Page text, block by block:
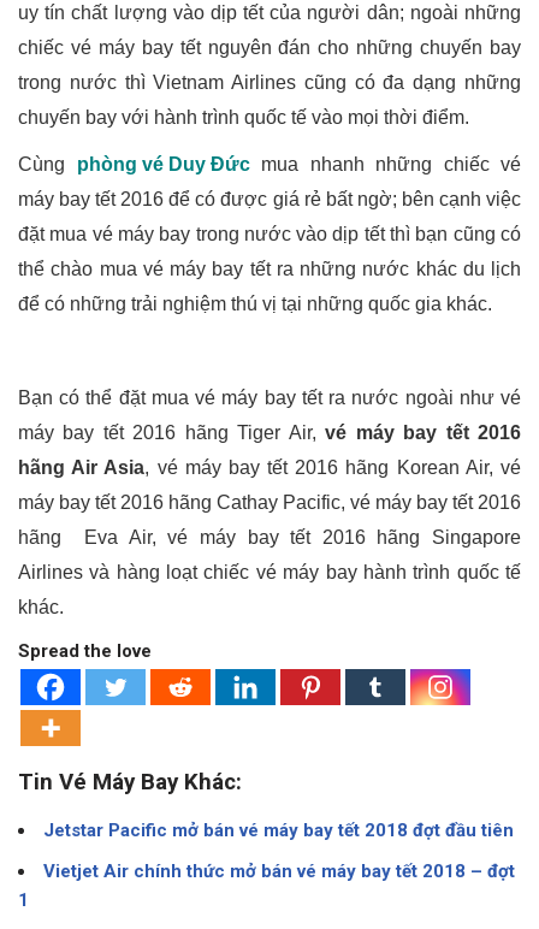
uy tín chất lượng vào dịp tết của người dân; ngoài những
chiếc vé máy bay tết nguyên đán cho những chuyến bay
trong nước thì Vietnam Airlines cũng có đa dạng những
chuyến bay với hành trình quốc tế vào mọi thời điểm.
Cùng phòng vé Duy Đứcmua nhanh những chiếc vé
máy bay tết 2016 để có được giá rẻ bất ngờ; bên cạnh việc
đặt mua vé máy bay trong nước vào dịp tết thì bạn cũng có
thể chào mua vé máy bay tết ra những nước khác du lịch
để có những trải nghiệm thú vị tại những quốc gia khác.
Bạn có thể đặt mua vé máy bay tết ra nước ngoài như vé
máy bay tết 2016 hãng Tiger Air,vé máy bay tết 2016
hãng Air Asia, vé máy bay tết 2016 hãng Korean Air, vé
máy bay tết 2016 hãng Cathay Pacific, vé máy bay tết 2016
hãng Eva Air, vé máy bay tết 2016 hãng Singapore
Airlines và hàng loạt chiếc vé máy bay hành trình quốc tế
khác.
Spread the love
Tin Vé Máy Bay Khác:
Jetstar Pacific mở bán vé máy bay tết 2018 đợt đầu tiên
Vietjet Air chính thức mở bán vé máy bay tết 2018 – đợt
1